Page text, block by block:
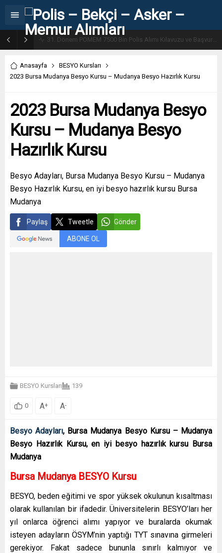
31. Dönem POMEM 7500 Bin Polis Alımı Kılavuzu ve Başvuru Ekranı
Anasayfa
BESYO Kursları
2023 Bursa Mudanya Besyo Kursu – Mudanya Besyo Hazırlık Kursu
2023 Bursa Mudanya Besyo
Kursu – Mudanya Besyo
Hazırlık Kursu
Besyo Adayları, Bursa Mudanya Besyo Kursu – Mudanya
Besyo Hazırlık Kursu, en iyi besyo hazırlık kursu Bursa
Mudanya
Paylaş Tweetle Gönder
ABONE OL
BESYO Kursları 139
0 A+ A-
Besyo Adayları, Bursa Mudanya Besyo Kursu – Mudanya
Besyo Hazırlık Kursu, en iyi besyo hazırlık kursu Bursa
Mudanya
Bursa Mudanya BESYO Kursu
BESYO, beden eğitimi ve spor yüksek okulunun kısaltması
olarak kullanılan bir ifadedir. Üniversitelerin BESYO’ları her
yıl onlarca öğrenci alımı yapıyor ve buralarda okumak
isteyen adayların ÖSYM’nin yaptığı TYT sınavına girmeleri
gerekiyor. Fakat sadece bununla sınırlı kalmıyor ve